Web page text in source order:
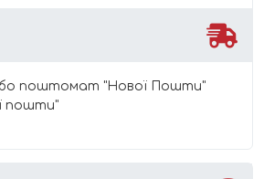
поштомат "Нової Пошти"
пошти"